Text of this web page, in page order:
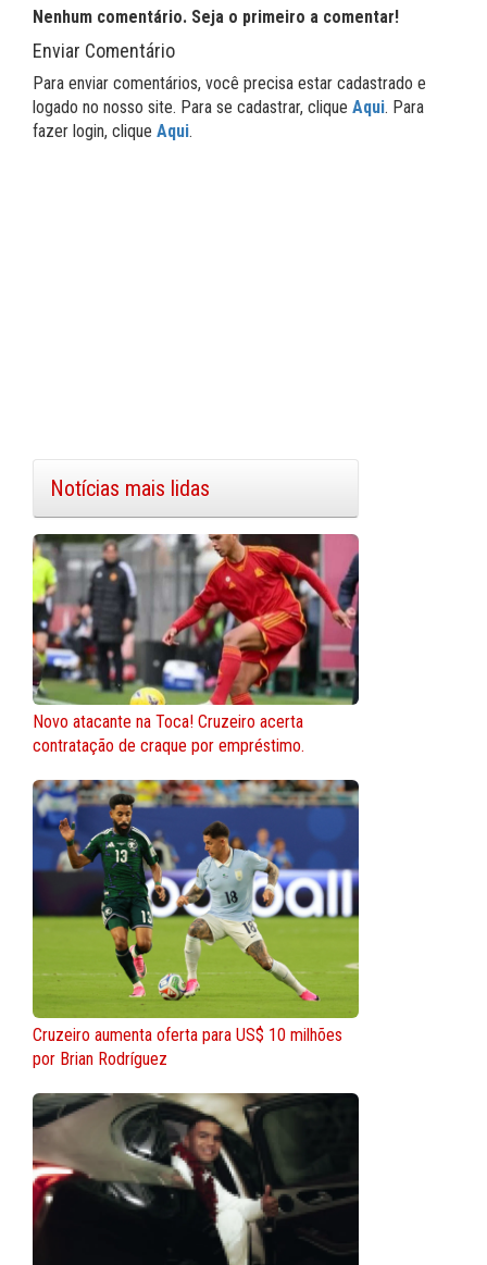
Nenhum comentário. Seja o primeiro a comentar!
Enviar Comentário
Para enviar comentários, você precisa estar cadastrado e
logado no nosso site. Para se cadastrar, clique Aqui. Para
fazer login, clique Aqui.
Notícias mais lidas
Novo atacante na Toca! Cruzeiro acerta
contratação de craque por empréstimo.
Cruzeiro aumenta oferta para US$ 10 milhões
por Brian Rodríguez